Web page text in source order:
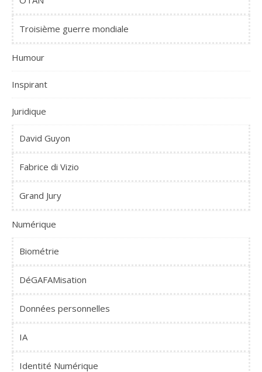
Troisième guerre mondiale
Humour
Inspirant
Juridique
David Guyon
Fabrice di Vizio
Grand Jury
Numérique
Biométrie
DéGAFAMisation
Données personnelles
IA
Identité Numérique